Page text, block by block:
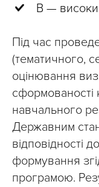
В —
Під час
(тематичного,
оцінювання
сформованості
навчального
Державним
відповідності
формування
програмою.